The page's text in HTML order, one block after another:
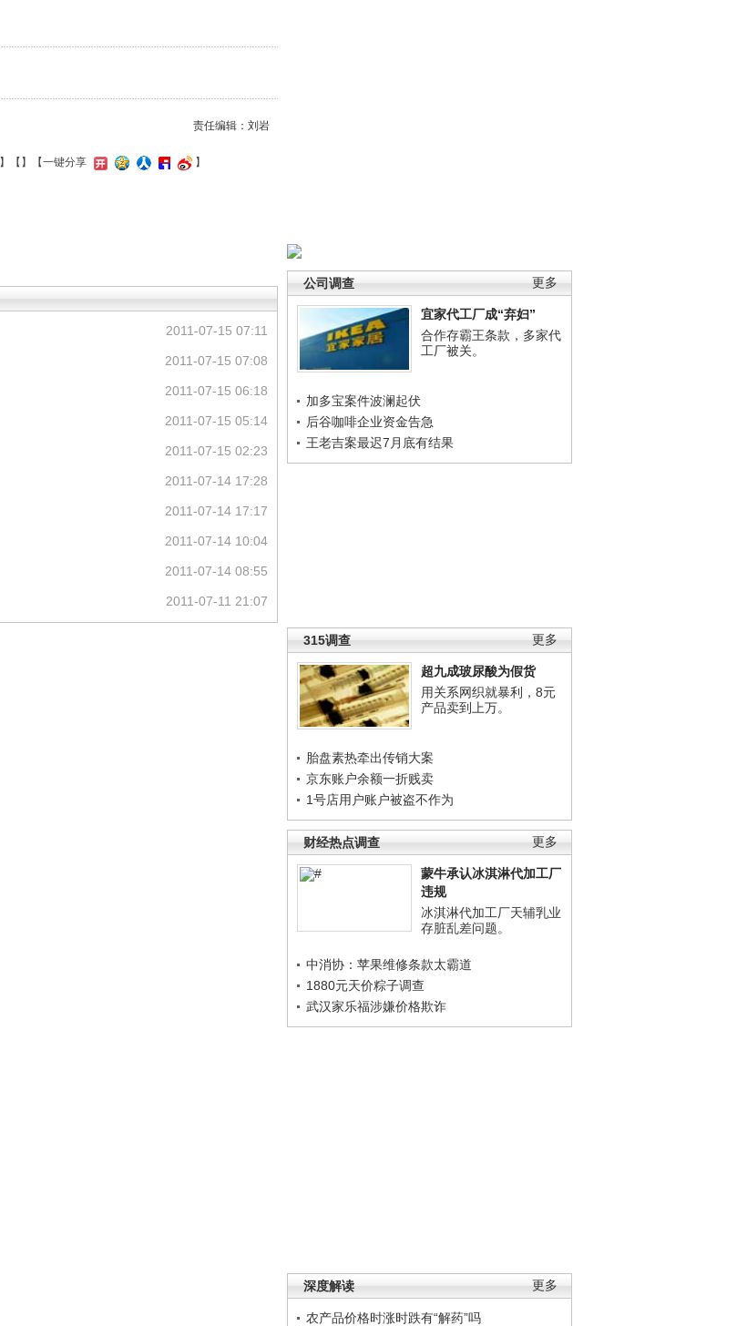
更多
公司调查
宜家代工厂成“弃妇”
合作存霸王条款，多家代
工厂被关。
加多宝案件波澜起伏
后谷咖啡企业资金告急
王老吉案最迟7月底有结果
更多
315调查
超九成玻尿酸为假货
用关系网织就暴利，8元
产品卖到上万。
胎盘素热牵出传销大案
京东账户余额一折贱卖
1号店用户账户被盗不作为
更多
财经热点调查
蒙牛承认冰淇淋代加工厂
违规
冰淇淋代加工厂天辅乳业
存脏乱差问题。
中消协：苹果维修条款太霸道
1880元天价粽子调查
武汉家乐福涉嫌价格欺诈
更多
深度解读
农产品价格时涨时跌有“解药”吗
责任编辑：刘岩
】【 】 【一键分享 】
2011-07-15 07:11
2011-07-15 07:08
2011-07-15 06:18
2011-07-15 05:14
2011-07-15 02:23
2011-07-14 17:28
2011-07-14 17:17
2011-07-14 10:04
2011-07-14 08:55
2011-07-11 21:07